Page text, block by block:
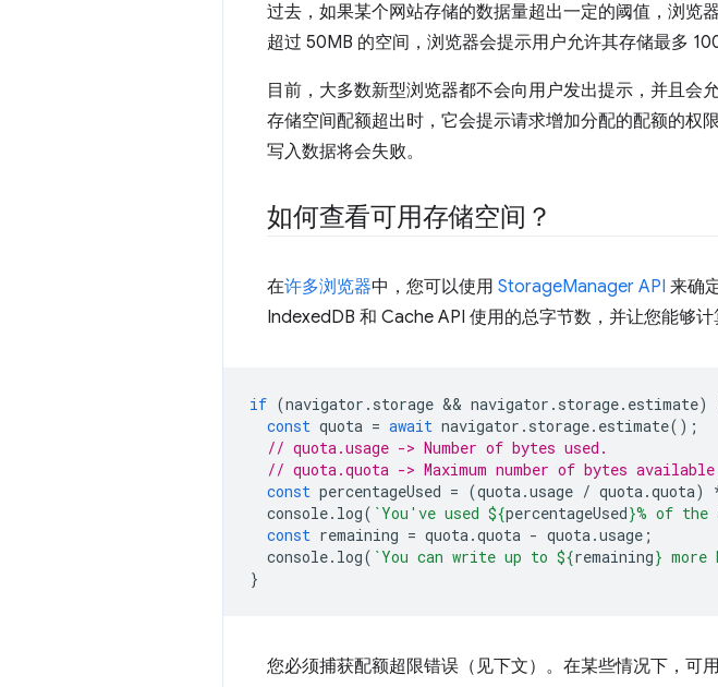
过去，如果某个网站存储的数据量超出一定的阈值，浏览
超过 50MB 的空间，浏览器会提示用户允许其存储最多
目前，大多数新型浏览器都不会向用户发出提示，并且会
存储空间配额超出时，它会提示请求增加分配的配额的权
写入数据将会失败。
如何查看可用存储空间？
在许多浏览器中，您可以使用 StorageManager API 来确
IndexedDB 和 Cache API 使用的总字节数，并让您能够计
if (navigator . storage && navigator . storage. estimate)
const quota = await navigator . storage. estimate();
// quota.usage -> Number of bytes used.
// quota.quota -> Maximum number of bytes
const percentageUsed = (quota.usage / quota.quota)
console. log( `You've used ${percentageUsed}% of the
const remaining = quota.quota - quota.usage ;
console. log( `You can write up to ${remaining} more
}
您必须捕获配额超限错误（见下文）。在某些情况下，可